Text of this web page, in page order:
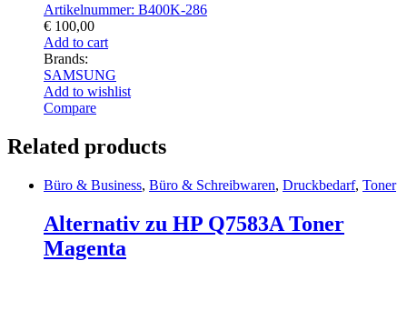
Artikelnummer: B400K-286
€ 100,00
Add to cart
Brands:
SAMSUNG
Add to wishlist
Compare
Related products
Büro & Business, Büro & Schreibwaren, Druckbedarf, Toner
Alternativ zu HP Q7583A Toner
Magenta